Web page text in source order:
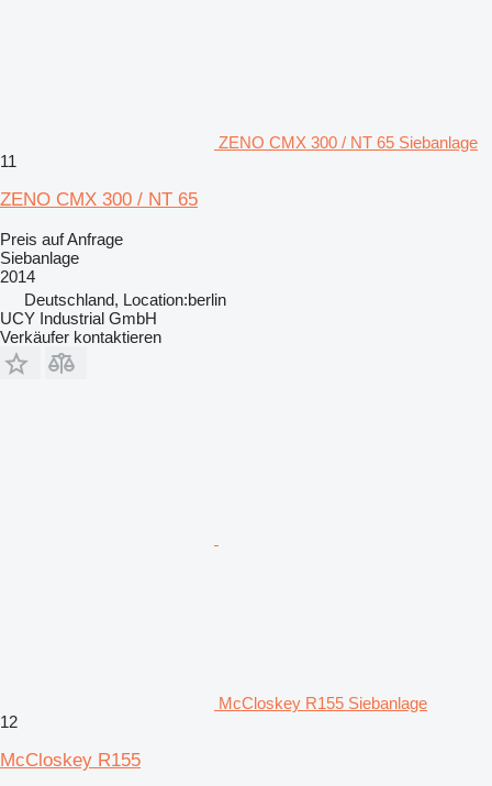
ZENO CMX 300 / NT 65 Siebanlage
11
ZENO CMX 300 / NT 65
Preis auf Anfrage
Siebanlage
2014
Deutschland, Location:berlin
UCY Industrial GmbH
Verkäufer kontaktieren
McCloskey R155 Siebanlage
12
McCloskey R155